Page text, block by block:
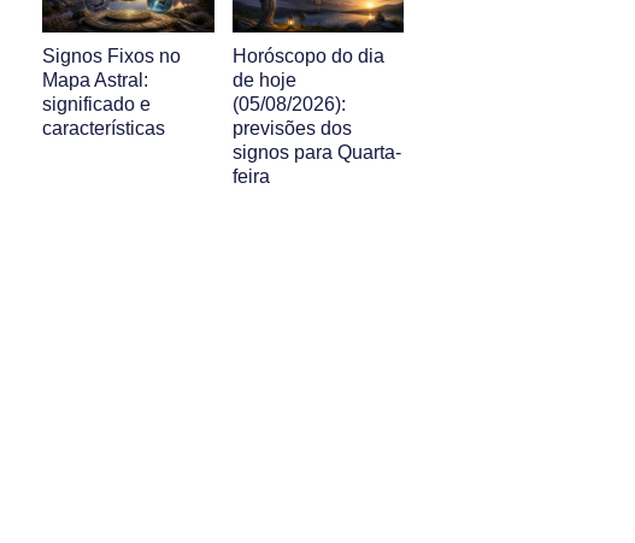
Signos Fixos no
Mapa Astral:
significado e
características
Horóscopo do dia
de hoje
(05/08/2026):
previsões dos
signos para Quarta-
feira